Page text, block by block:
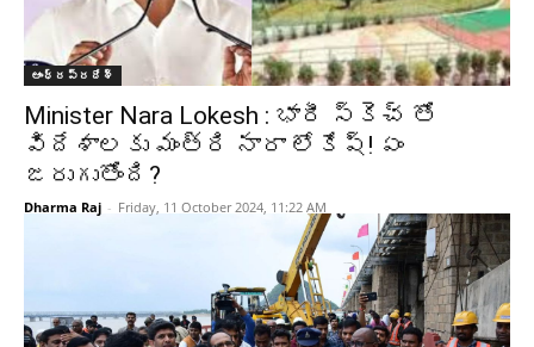
ఆంధ్రప్రదేశ్‌
Minister Nara Lokesh : భారీ స్కెచ్ తో
విదేశాలకు మంత్రి నారా లోకేష్! ఏం
జరుగుతోంది?
Dharma Raj - Friday, 11 October 2024, 11:22 AM